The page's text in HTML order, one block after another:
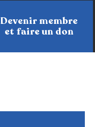
Devenir membre
et faire un don